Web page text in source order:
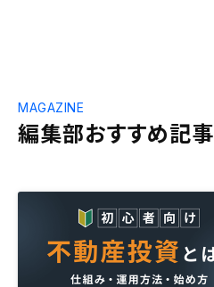
編集部おすすめ記事
MAGAZINE